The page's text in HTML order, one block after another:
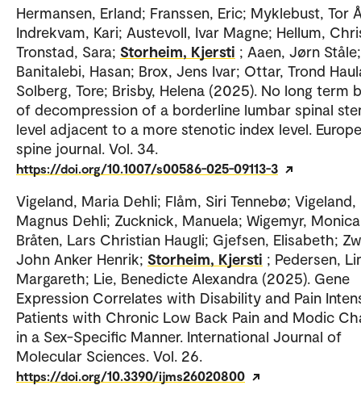
Hermansen, Erland; Franssen, Eric; Myklebust, Tor
Indrekvam, Kari; Austevoll, Ivar Magne; Hellum,
Tronstad, Sara; Storheim, Kjersti ; Aaen, Jørn Ståle;
Banitalebi, Hasan; Brox, Jens Ivar; Ottar, Trond
Solberg, Tore; Brisby, Helena (2025). No long term
of decompression of a borderline lumbar spinal
level adjacent to a more stenotic index level.
spine journal. Vol. 34.
https://doi.org/10.1007/s00586-025-09113-3
Vigeland, Maria Dehli; Flåm, Siri Tennebø; Vigeland,
Magnus Dehli; Zucknick, Manuela; Wigemyr,
Bråten, Lars Christian Haugli; Gjefsen, Elisabeth;
John Anker Henrik; Storheim, Kjersti ; Pedersen,
Margareth; Lie, Benedicte Alexandra (2025). Gene
Expression Correlates with Disability and Pain
Patients with Chronic Low Back Pain and Modic
in a Sex-Specific Manner. International Journal of
Molecular Sciences. Vol. 26.
https://doi.org/10.3390/ijms26020800